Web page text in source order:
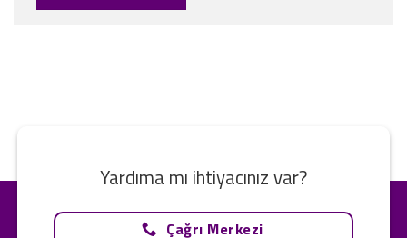
Yardıma mı ihtiyacınız var?
Çağrı Merkezi